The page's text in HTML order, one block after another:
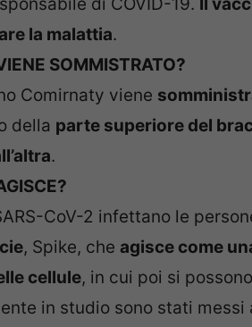
di COVID-19. Il
la malattia.
SOMMISTRATO?
Comirnaty viene
della parte superiore del
.
CoV-2 infettano le
, Spike, che agisce come
cellule, in cui poi si
in studio sono stati messi